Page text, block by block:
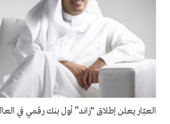
العبّار يعلن إطلاق “زاند” أول بنك رقمي في